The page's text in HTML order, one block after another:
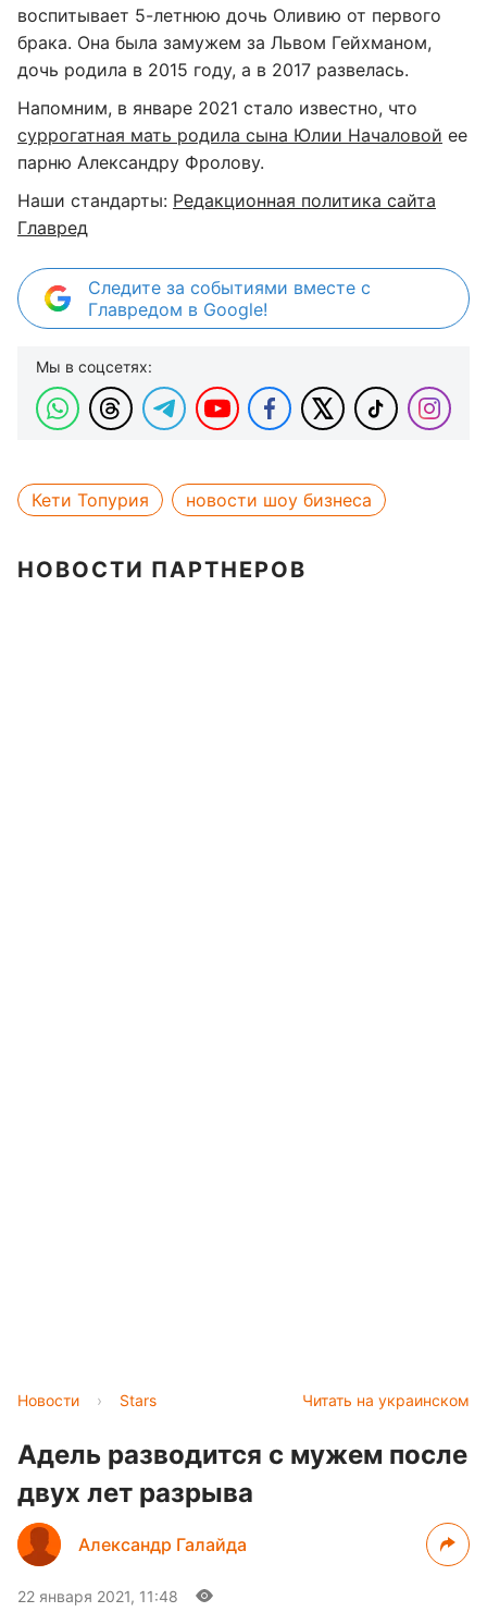
воспитывает 5-летнюю дочь Оливию от первого
брака. Она была замужем за Львом Гейхманом,
дочь родила в 2015 году, а в 2017 развелась.
Напомним, в январе 2021 стало известно, что
суррогатная мать родила сына Юлии Началовой ее
парню Александру Фролову.
Наши стандарты: Редакционная политика сайта
Главред
Следите за событиями вместе с
Главредом в Google!
Мы в соцсетях:
Кети Топурия новости шоу бизнеса
НОВОСТИ ПАРТНЕРОВ
Читать на украинском
Новости › Stars
Адель разводится с мужем после
двух лет разрыва
Александр Галайда
22 января 2021, 11:48